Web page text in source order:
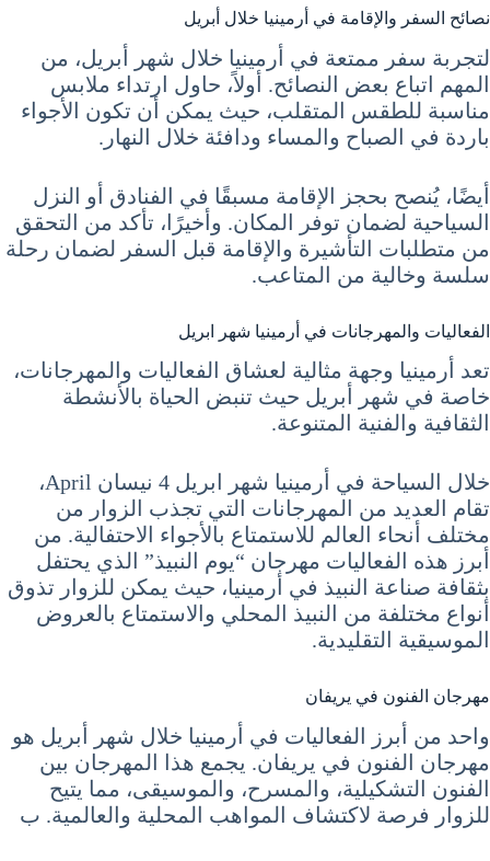
نصائح السفر والإقامة في أرمينيا خلال أبريل
لتجربة سفر ممتعة في أرمينيا خلال شهر أبريل، من
المهم اتباع بعض النصائح. أولاً، حاول ارتداء ملابس
مناسبة للطقس المتقلب، حيث يمكن أن تكون الأجواء
باردة في الصباح والمساء ودافئة خلال النهار.
أيضًا، يُنصح بحجز الإقامة مسبقًا في الفنادق أو النزل
السياحية لضمان توفر المكان. وأخيرًا، تأكد من التحقق
من متطلبات التأشيرة والإقامة قبل السفر لضمان رحلة
سلسة وخالية من المتاعب.
الفعاليات والمهرجانات في أرمينيا شهر ابريل
تعد أرمينيا وجهة مثالية لعشاق الفعاليات والمهرجانات،
خاصة في شهر أبريل حيث تنبض الحياة بالأنشطة
الثقافية والفنية المتنوعة.
خلال السياحة في أرمينيا شهر ابريل 4 نيسان April،
تقام العديد من المهرجانات التي تجذب الزوار من
مختلف أنحاء العالم للاستمتاع بالأجواء الاحتفالية. من
أبرز هذه الفعاليات مهرجان “يوم النبيذ” الذي يحتفل
بثقافة صناعة النبيذ في أرمينيا، حيث يمكن للزوار تذوق
أنواع مختلفة من النبيذ المحلي والاستمتاع بالعروض
الموسيقية التقليدية.
مهرجان الفنون في يريفان
واحد من أبرز الفعاليات في أرمينيا خلال شهر أبريل هو
مهرجان الفنون في يريفان. يجمع هذا المهرجان بين
الفنون التشكيلية، والمسرح، والموسيقى، مما يتيح
للزوار فرصة لاكتشاف المواهب المحلية والعالمية. ب